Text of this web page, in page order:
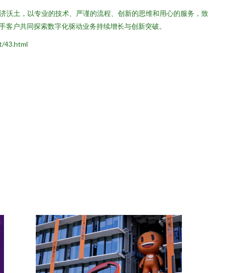
沃土，以专业的技术、严谨的流程、创新的思维和用心的服务，致
户共同探索数字化驱动业务持续增长与创新突破。
43.html